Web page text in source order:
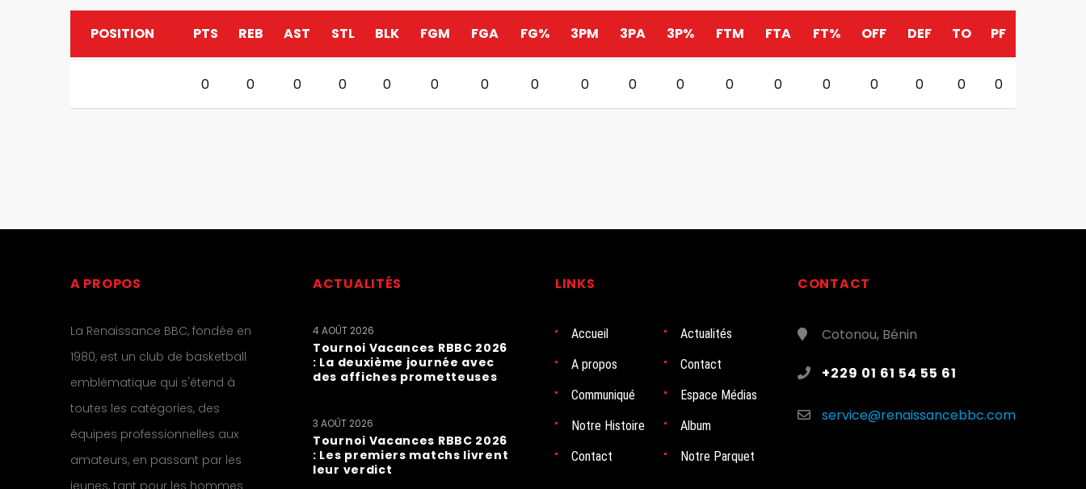
POSITION PTS REB AST STL BLK FGM FGA FG% 3PM 3PA 3P% FTM FTA FT% OFF DEF TO PF
0 0 0 0 0 0 0 0 0 0 0 0 0 0 0 0 0 0
A PROPOS
La Renaissance BBC, fondée en
1980, est un club de basketball
emblématique qui s'étend à
toutes les catégories, des
équipes professionnelles aux
amateurs, en passant par les
jeunes, tant pour les hommes
ACTUALITÉS
Tournoi Vacances RBBC 2026
: La deuxième journée avec
des affiches prometteuses
4 AOÛT 2026
Tournoi Vacances RBBC 2026
: Les premiers matchs livrent
leur verdict
3 AOÛT 2026
LINKS
Accueil
Actualités
A propos
Contact
Communiqué
Espace Médias
Notre Histoire
Album
Contact
Notre Parquet
CONTACT
Cotonou, Bénin
+229 01 61 54 55 61
service@renaissancebbc.com